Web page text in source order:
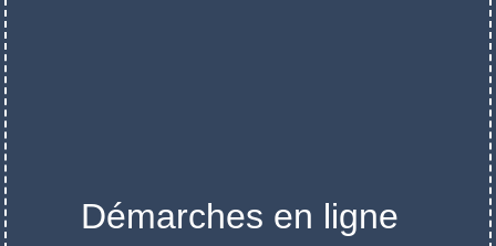
Démarches en ligne